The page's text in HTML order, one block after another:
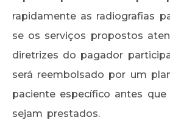
rapidamente as radiografias
se os serviços propostos
diretrizes do pagador
será reembolsado por um
paciente específico antes que
sejam prestados.